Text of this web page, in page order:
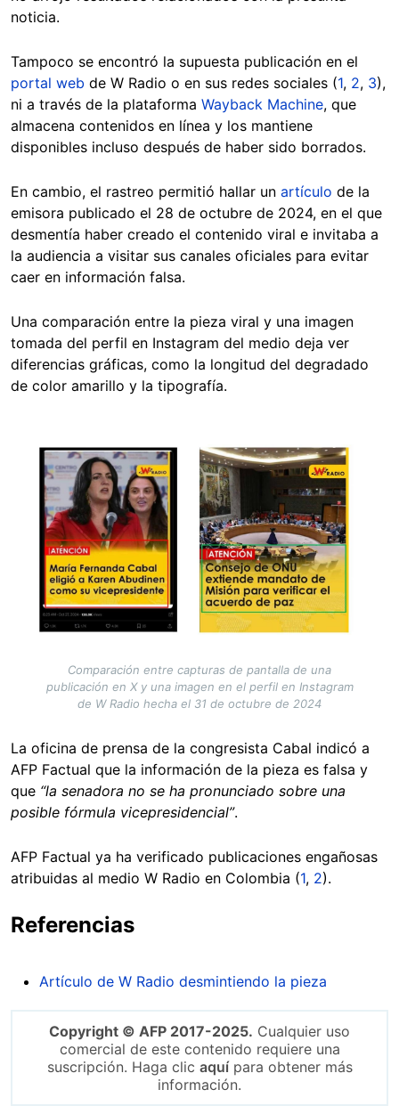
noticia.
Tampoco se encontró la supuesta publicación en el
portal web de W Radio o en sus redes sociales (1, 2, 3),
ni a través de la plataforma Wayback Machine, que
almacena contenidos en línea y los mantiene
disponibles incluso después de haber sido borrados.
En cambio, el rastreo permitió hallar un artículo de la
emisora publicado el 28 de octubre de 2024, en el que
desmentía haber creado el contenido viral e invitaba a
la audiencia a visitar sus canales oficiales para evitar
caer en información falsa.
Una comparación entre la pieza viral y una imagen
tomada del perfil en Instagram del medio deja ver
diferencias gráficas, como la longitud del degradado
de color amarillo y la tipografía.
Image
Comparación entre capturas de pantalla de una
publicación en X y una imagen en el perfil en Instagram
de W Radio hecha el 31 de octubre de 2024
La oficina de prensa de la congresista Cabal indicó a
AFP Factual que la información de la pieza es falsa y
que “la senadora no se ha pronunciado sobre una
posible fórmula vicepresidencial”.
AFP Factual ya ha verificado publicaciones engañosas
atribuidas al medio W Radio en Colombia (1, 2).
Referencias
Artículo de W Radio desmintiendo la pieza
Copyright © AFP 2017-2025. Cualquier uso
comercial de este contenido requiere una
suscripción. Haga clic aquípara obtener más
información.